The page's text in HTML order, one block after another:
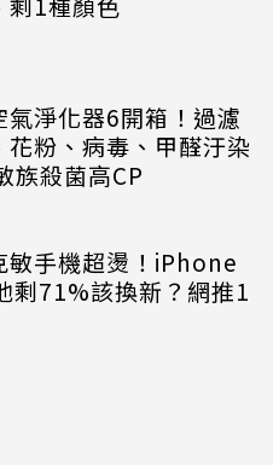
氣淨化器6開箱！過濾
花粉、病毒、甲醛汙染
族殺菌高CP
敏手機超燙！iPhone
剩71%該換新？網推1